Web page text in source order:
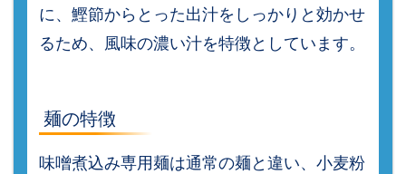
に、鰹節からとった出汁をしっかりと効かせ
るため、風味の濃い汁を特徴としています。
麺の特徴
味噌煮込み専用麺は通常の麺と違い、小麦粉